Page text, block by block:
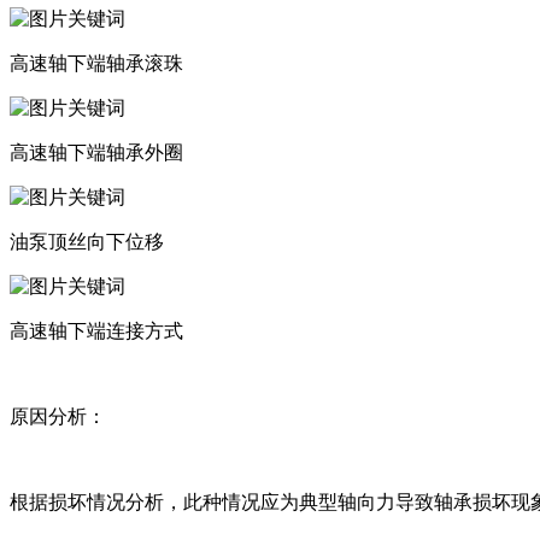
高速轴下端轴承滚珠
高速轴下端轴承外圈
油泵顶丝向下位移
高速轴下端连接方式
原因分析：
根据损坏情况分析，此种情况应为典型轴向力导致轴承损坏现